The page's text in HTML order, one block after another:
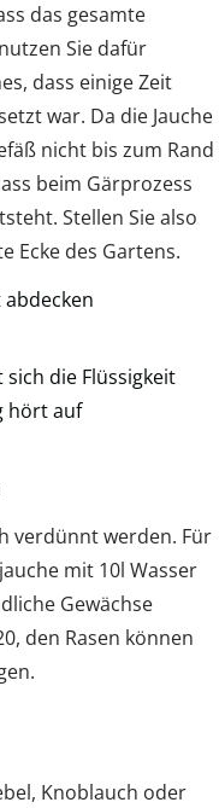
das gesamte
Sie dafür
dass einige Zeit
war. Da die Jauche
nicht bis zum Rand
beim Gärprozess
Stellen Sie also
Ecke des Gartens.
die Flüssigkeit
hört auf
verdünnt werden. Für
mit 10l Wasser
Gewächse
den Rasen können
Knoblauch oder